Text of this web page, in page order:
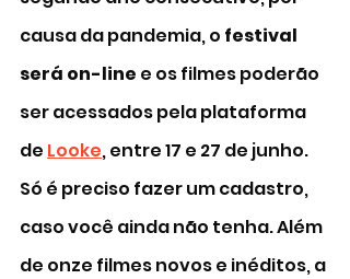
causa da pandemia, o festival
será on-line e os filmes poderão
ser acessados pela plataforma
de Looke, entre 17 e 27 de junho.
Só é preciso fazer um cadastro,
caso você ainda não tenha. Além
de onze filmes novos e inéditos, a